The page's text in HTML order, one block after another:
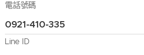
電話號碼
0921-410-335
Line ID